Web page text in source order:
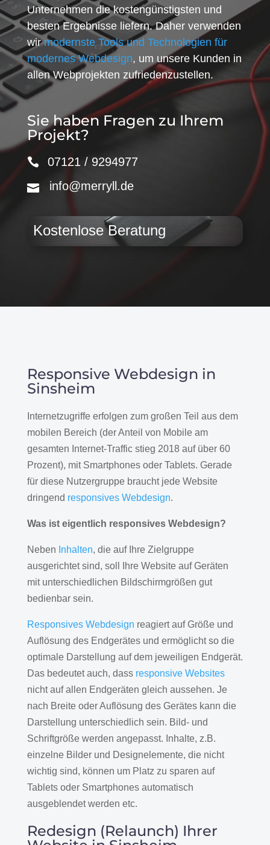
Unternehmen die kostengünstigsten und
besten Ergebnisse liefern. Daher verwenden
wirmodernste Tools und Technologien für
modernes Webdesign, um unsere Kunden in
allen Webprojekten zufriedenzustellen.
Sie haben Fragen zu Ihrem
Projekt?
07121 / 9294977
info@merryll.de
Kostenlose Beratung
Responsive Webdesign in
Sinsheim
Internetzugriffe erfolgen zum großen Teil aus dem
mobilen Bereich (der Anteil von Mobile am
gesamten Internet-Traffic stieg 2018 auf über 60
Prozent), mit Smartphones oder Tablets. Gerade
für diese Nutzergruppe braucht jede Website
dringend responsives Webdesign.
Was ist eigentlich responsives Webdesign?
Neben Inhalten, die auf Ihre Zielgruppe
ausgerichtet sind, soll Ihre Website auf Geräten
mit unterschiedlichen Bildschirmgrößen gut
bedienbar sein.
Responsives Webdesign reagiert auf Größe und
Auflösung des Endgerätes und ermöglicht so die
optimale Darstellung auf dem jeweiligen Endgerät.
Das bedeutet auch, dass responsive Websites
nicht auf allen Endgeräten gleich aussehen. Je
nach Breite oder Auflösung des Gerätes kann die
Darstellung unterschiedlich sein. Bild- und
Schriftgröße werden angepasst. Inhalte, z.B.
einzelne Bilder und Designelemente, die nicht
wichtig sind, können um Platz zu sparen auf
Tablets oder Smartphones automatisch
ausgeblendet werden etc.
Redesign (Relaunch) Ihrer